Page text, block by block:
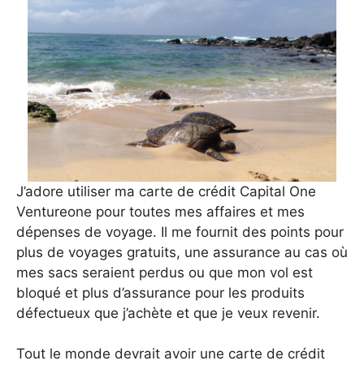
J’adore utiliser ma carte de crédit Capital One
Ventureone pour toutes mes affaires et mes
dépenses de voyage. Il me fournit des points pour
plus de voyages gratuits, une assurance au cas où
mes sacs seraient perdus ou que mon vol est
bloqué et plus d’assurance pour les produits
défectueux que j’achète et que je veux revenir.
Tout le monde devrait avoir une carte de crédit